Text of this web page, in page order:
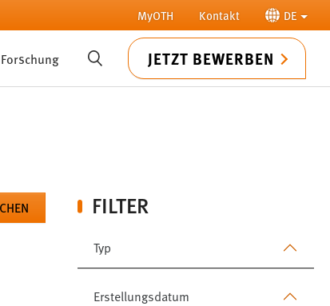
MyOTH Kontakt DE
Forschung SUCHE JETZT BEWERBEN
FILTER
Typ
Erstellungsdatum